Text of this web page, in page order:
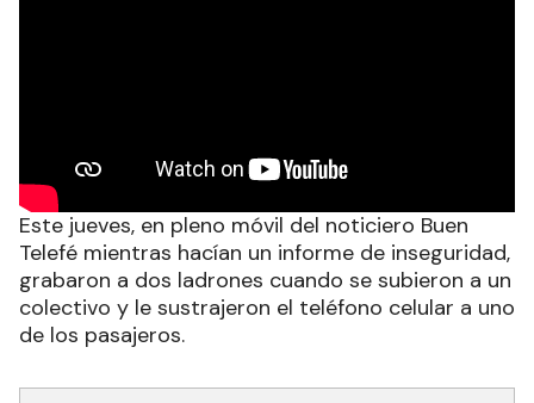
Este jueves, en pleno móvil del noticiero Buen
Telefé mientras hacían un informe de inseguridad,
grabaron a dos ladrones cuando se subieron a un
colectivo y le sustrajeron el teléfono celular a uno
de los pasajeros.